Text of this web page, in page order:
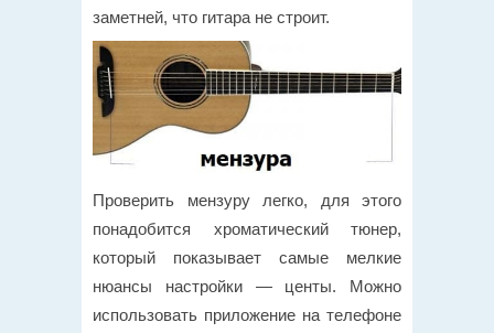
заметней, что гитара не строит.
Проверить мензуру легко, для этого
понадобится хроматический тюнер,
который показывает самые мелкие
нюансы настройки — центы. Можно
использовать приложение на телефоне